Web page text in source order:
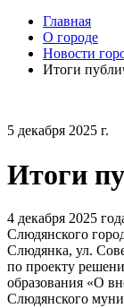
Главная
О городе
Новости
Итоги
5 декабря 2025 г.
Итоги
4 декабря 2025
Слюдянского
Слюдянка, ул.
по проекту
образования «О
Слюдянского